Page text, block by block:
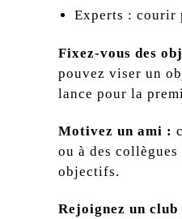
Experts : courir
Fixez-vous des
pouvez viser un
lance pour la
Motivez un ami :
ou à des
objectifs.
Rejoignez un club